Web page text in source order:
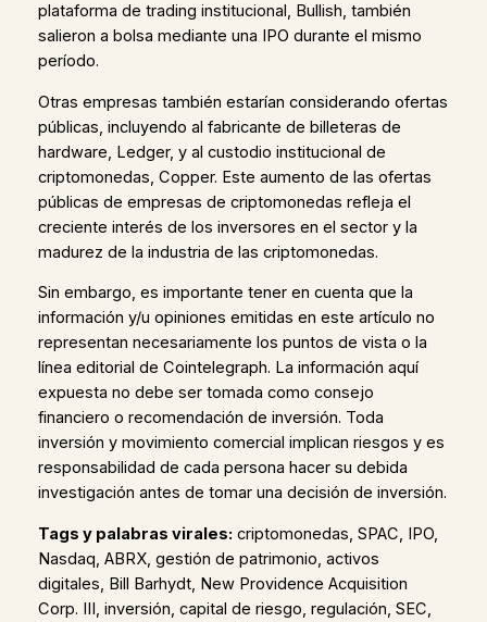
plataforma de trading institucional, Bullish, también
salieron a bolsa mediante una IPO durante el mismo
período.
Otras empresas también estarían considerando ofertas
públicas, incluyendo al fabricante de billeteras de
hardware, Ledger, y al custodio institucional de
criptomonedas, Copper. Este aumento de las ofertas
públicas de empresas de criptomonedas refleja el
creciente interés de los inversores en el sector y la
madurez de la industria de las criptomonedas.
Sin embargo, es importante tener en cuenta que la
información y/u opiniones emitidas en este artículo no
representan necesariamente los puntos de vista o la
línea editorial de Cointelegraph. La información aquí
expuesta no debe ser tomada como consejo
financiero o recomendación de inversión. Toda
inversión y movimiento comercial implican riesgos y es
responsabilidad de cada persona hacer su debida
investigación antes de tomar una decisión de inversión.
Tags y palabras virales: criptomonedas, SPAC, IPO,
Nasdaq, ABRX, gestión de patrimonio, activos
digitales, Bill Barhydt, New Providence Acquisition
Corp. III, inversión, capital de riesgo, regulación, SEC,